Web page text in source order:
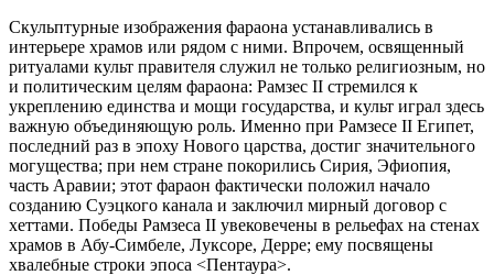
Скульптурные изображения фараона устанавливались в
интерьере храмов или рядом с ними. Впрочем, освященный
ритуалами культ правителя служил не только религиозным, но
и политическим целям фараона: Рамзес II стремился к
укреплению единства и мощи государства, и культ играл здесь
важную объединяющую роль. Именно при Рамзесе II Египет,
последний раз в эпоху Нового царства, достиг значительного
могущества; при нем стране покорились Сирия, Эфиопия,
часть Аравии; этот фараон фактически положил начало
созданию Суэцкого канала и заключил мирный договор с
хеттами. Победы Рамзеса II увековечены в рельефах на стенах
храмов в Абу-Симбеле, Луксоре, Дерре; ему посвящены
хвалебные строки эпоса <Пентаура>.